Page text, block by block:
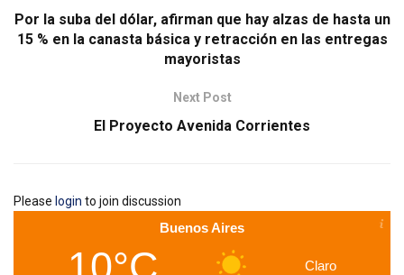
Por la suba del dólar, afirman que hay alzas de hasta un
15 % en la canasta básica y retracción en las entregas
mayoristas
Next Post
El Proyecto Avenida Corrientes
Please login to join discussion
Buenos Aires
Claro